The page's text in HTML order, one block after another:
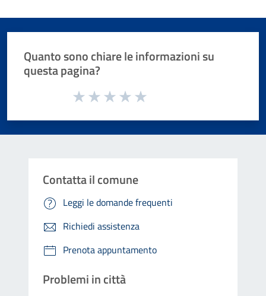
Quanto sono chiare le informazioni su
questa pagina?
Valuta da 1 a 5 stelle la pagina
Contatta il comune
Leggi le domande frequenti
Richiedi assistenza
Prenota appuntamento
Problemi in città